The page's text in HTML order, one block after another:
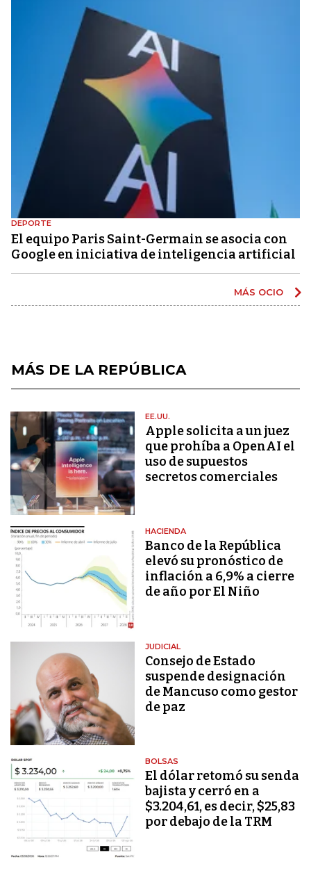
DEPORTE
El equipo Paris Saint-Germain se asocia con
Google en iniciativa de inteligencia artificial
MÁS OCIO
MÁS DE LA REPÚBLICA
EE.UU.
Apple solicita a un juez
que prohíba a OpenAI el
uso de supuestos
secretos comerciales
HACIENDA
Banco de la República
elevó su pronóstico de
inflación a 6,9% a cierre
de año por El Niño
JUDICIAL
Consejo de Estado
suspende designación
de Mancuso como gestor
de paz
BOLSAS
El dólar retomó su senda
bajista y cerró en a
$3.204,61, es decir, $25,83
por debajo de la TRM